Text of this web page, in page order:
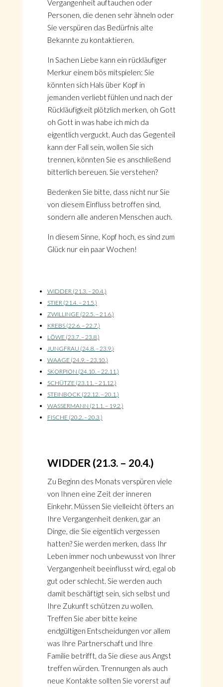
Vergangenheit auftauchen oder
Personen, die denen sehr ähneln oder
Sie verspüren das Bedürfnis alte
Bekannte zu kontaktieren.
In Sachen Liebe kann ein rückläufiger
Merkur einem bös mitspielen: Sie
könnten sich Hals über Kopf in
jemanden verliebt fühlen und nach der
Rückläufigkeit plötzlich merken, oh Gott
oh Gott in was habe ich mich da
eigentlich verguckt. Auch das Gegenteil
kann der Fall sein, wollen Sie sich
trennen, könnten Sie es anschließend
bitterlich bereuen. Sie verstehen?
Bedenken Sie bitte, dass nicht nur Sie
von diesem Einfluss betroffen sind,
sondern alle anderen Menschen auch.
In diesem Sinne, Kopf hoch, es sind zum
Glück nur ein paar Wochen!
WIDDER (21.3. – 20.4.)
STIER (21.4. – 21.5.)
ZWILLINGE (22.5. – 21.6.)
KREBS (22.6. – 22.7.)
LÖWE (23.7. – 23.8.)
JUNGFRAU (24.8. – 23.9.)
WAAGE (24.9. – 23.10.)
SKORPION (24.10. – 22.11.)
SCHÜTZE (23.11. – 21.12.)
STEINBOCK (22.12. – 20.1.)
WASSERMANN (21.1. – 19.2.)
FISCHE (20.2. – 20.3.)
WIDDER (21.3. – 20.4.)
Zu Beginn des Monats verspüren viele
von Ihnen eine Zeit der inneren
Einkehr. Müssen Sie vielleicht öfters an
Ihre Vergangenheit denken, gar an
Dinge, die Sie eigentlich vergessen
hatten? Sie werden merken, dass Ihr
Leben immer noch unbewusst von Ihrer
Vergangenheit beeinflusst wird, egal ob
gut oder schlecht. Sie werden auch
damit beschäftigt sein, sich selbst und
Ihre Zukunft schützen zu wollen.
Treffen Sie aber bitte keine
endgültigen Entscheidungen vor allem
was Ihre Partnerschaft und Ihre
Familie betrifft, da Sie diese aus Angst
treffen würden. Trennungen als auch
neue Kontakte sollten Sie vorerst auf